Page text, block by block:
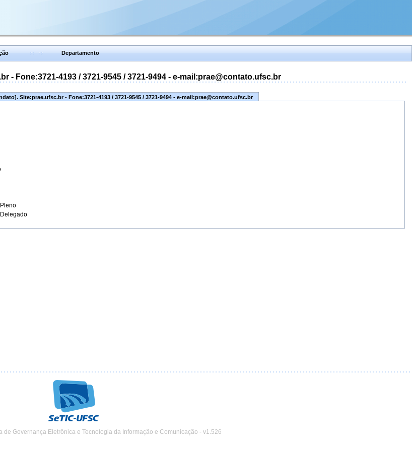
Departamento
Fone:3721-4193 / 3721-9545 / 3721-9494 - e-mail:prae@contato.ufsc.br
Site:prae.ufsc.br - Fone:3721-4193 / 3721-9545 / 3721-9494 - e-mail:prae@contato.ufsc.br
de Governança Eletrônica e Tecnologia da Informação e Comunicação - v1.526